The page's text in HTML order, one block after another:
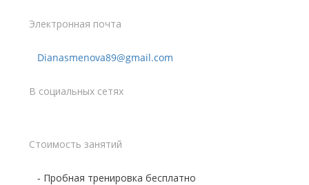
Электронная почта
Dianasmenova89@gmail.com
В социальных сетях
Стоимость занятий
- Пробная тренировка бесплатно